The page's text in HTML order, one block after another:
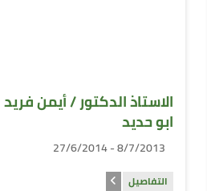
الاستاذ الدكتور / أيمن فريد
ابو حديد
8/7/2013 - 27/6/2014
التفاصيل